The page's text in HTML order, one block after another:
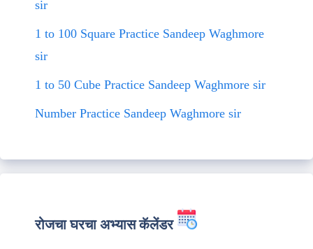
sir
1 to 100 Square Practice Sandeep Waghmore
sir
1 to 50 Cube Practice Sandeep Waghmore sir
Number Practice Sandeep Waghmore sir
रोजचा घरचा अभ्यास कॅलेंडर